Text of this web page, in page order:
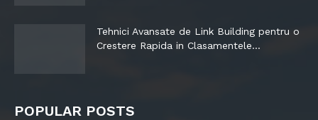
Tehnici Avansate de Link Building pentru o
Crestere Rapida in Clasamentele...
POPULAR POSTS